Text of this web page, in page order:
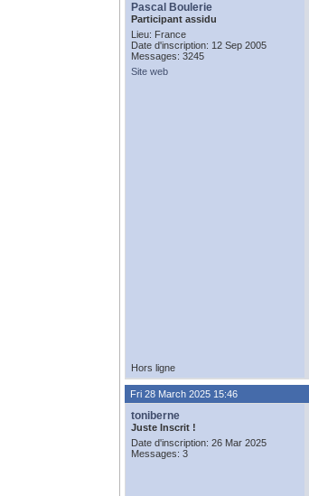
Pascal Boulerie
Participant assidu
Lieu: France
Date d'inscription: 12 Sep 2005
Messages: 3245
Site web
Hors ligne
Fri 28 March 2025 15:46
toniberne
Juste Inscrit !
Date d'inscription: 26 Mar 2025
Messages: 3